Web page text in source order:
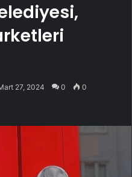
27, 2024 0 0